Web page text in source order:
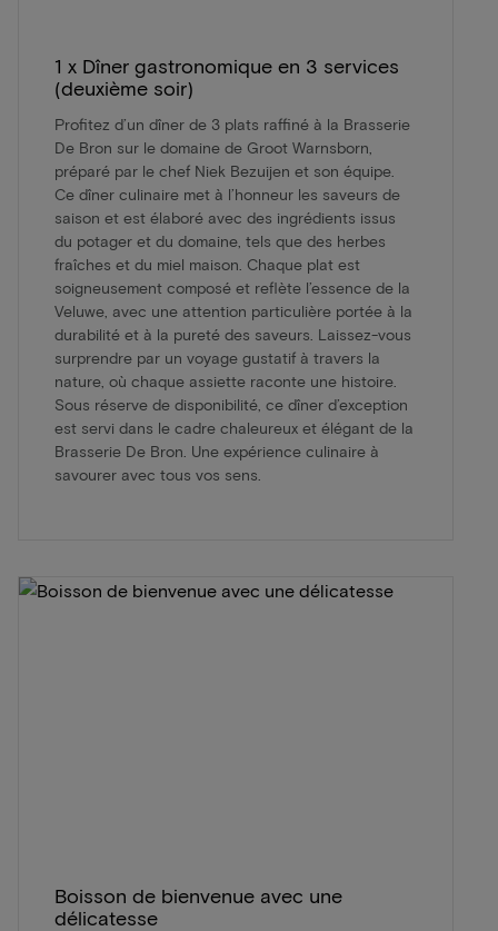
1 x Dîner gastronomique en 3 services
(deuxième soir)
Profitez d’un dîner de 3 plats raffiné à la Brasserie
De Bron sur le domaine de Groot Warnsborn,
préparé par le chef Niek Bezuijen et son équipe.
Ce dîner culinaire met à l’honneur les saveurs de
saison et est élaboré avec des ingrédients issus
du potager et du domaine, tels que des herbes
fraîches et du miel maison. Chaque plat est
soigneusement composé et reflète l’essence de la
Veluwe, avec une attention particulière portée à la
durabilité et à la pureté des saveurs. Laissez-vous
surprendre par un voyage gustatif à travers la
nature, où chaque assiette raconte une histoire.
Sous réserve de disponibilité, ce dîner d’exception
est servi dans le cadre chaleureux et élégant de la
Brasserie De Bron. Une expérience culinaire à
savourer avec tous vos sens.
Boisson de bienvenue avec une
délicatesse